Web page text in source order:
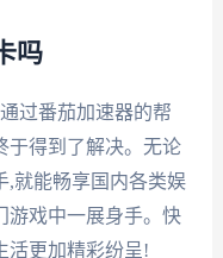
吗
过番茄加速器的帮
于得到了解决。无论
,就能畅享国内各类娱
游戏中一展身手。快
活更加精彩纷呈!